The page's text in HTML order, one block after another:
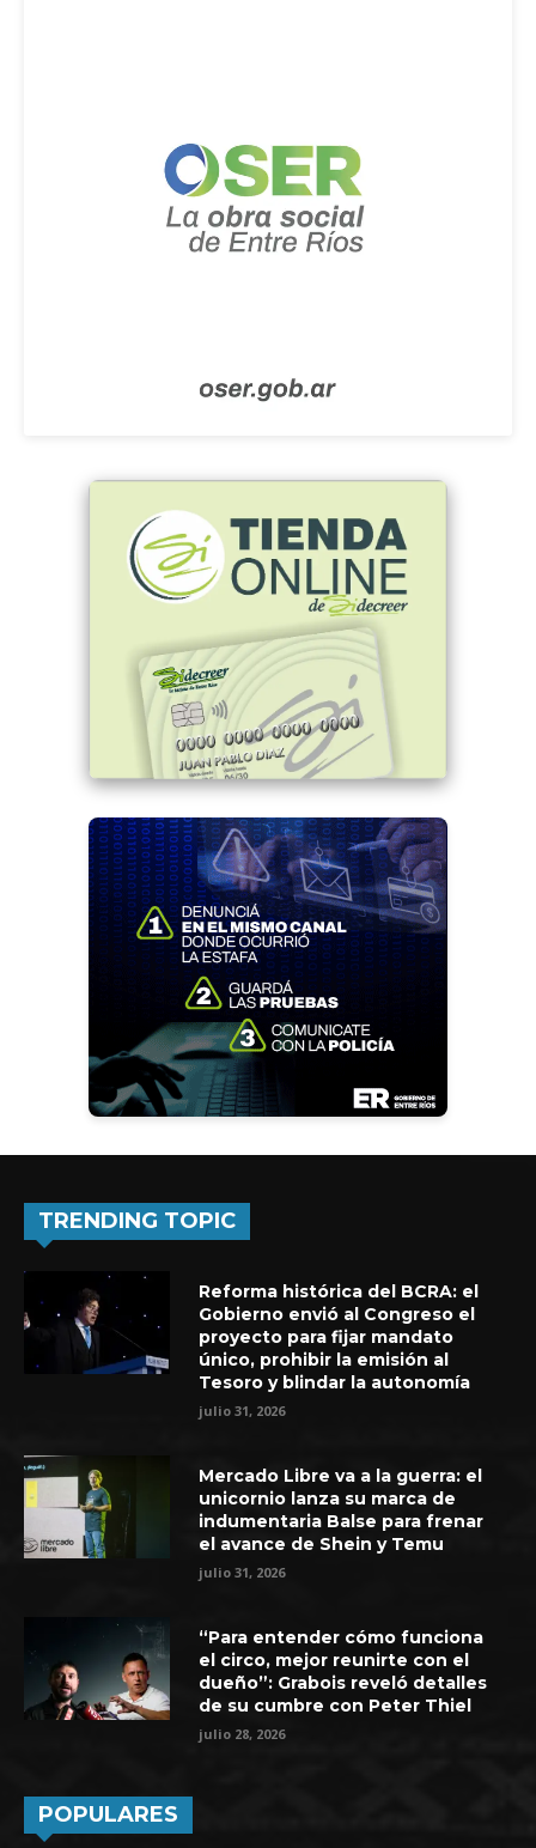
TRENDING TOPIC
Reforma histórica del BCRA: el
Gobierno envió al Congreso el
proyecto para fijar mandato
único, prohibir la emisión al
Tesoro y blindar la autonomía
julio 31, 2026
Mercado Libre va a la guerra: el
unicornio lanza su marca de
indumentaria Balse para frenar
el avance de Shein y Temu
julio 31, 2026
“Para entender cómo funciona
el circo, mejor reunirte con el
dueño”: Grabois reveló detalles
de su cumbre con Peter Thiel
julio 28, 2026
POPULARES